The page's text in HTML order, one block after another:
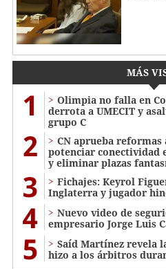
MÁS
1
Olimpia no falla en
derrota a UMECIT y
grupo C
2
CN aprueba reformas
potenciar
y eliminar plazas
3
Fichajes: Keyrol
Inglaterra y jugador
4
Nuevo video de
empresario Jorge Luis
5
Saíd Martínez revela
hizo a los árbitros